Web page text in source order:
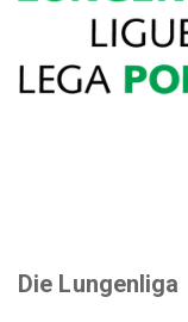
Die Lungenliga